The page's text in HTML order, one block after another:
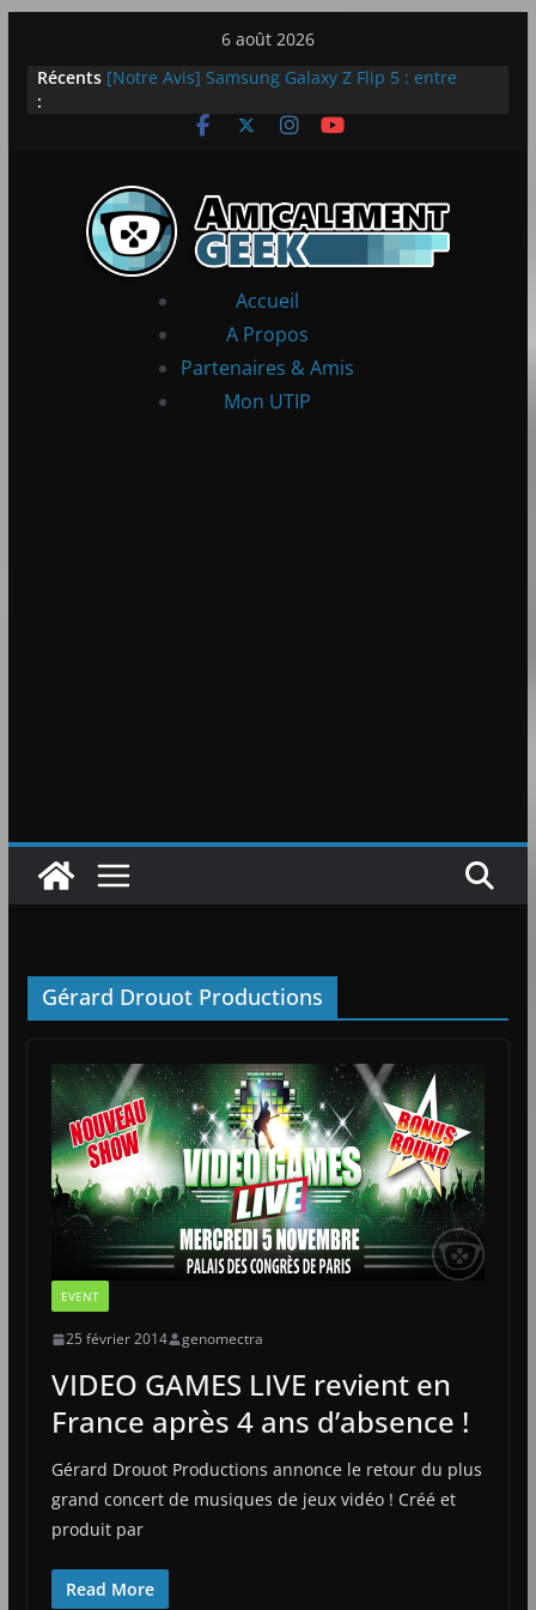
contenu
6 août 2026
Récents
:
[Notre Avis] Samsung Galaxy Z Flip 5 : entre
[PS5] New World Aeternum [Notre Avis]
LEGO dévoile la LEGO Technic McLaren P1
Accueil
A Propos
Partenaires & Amis
Mon UTIP
Gérard Drouot Productions
EVENT
25 février 2014 genomectra
VIDEO GAMES LIVE revient en
France après 4 ans d’absence !
Gérard Drouot Productions annonce le retour du plus
grand concert de musiques de jeux vidéo ! Créé et
produit par
Read More